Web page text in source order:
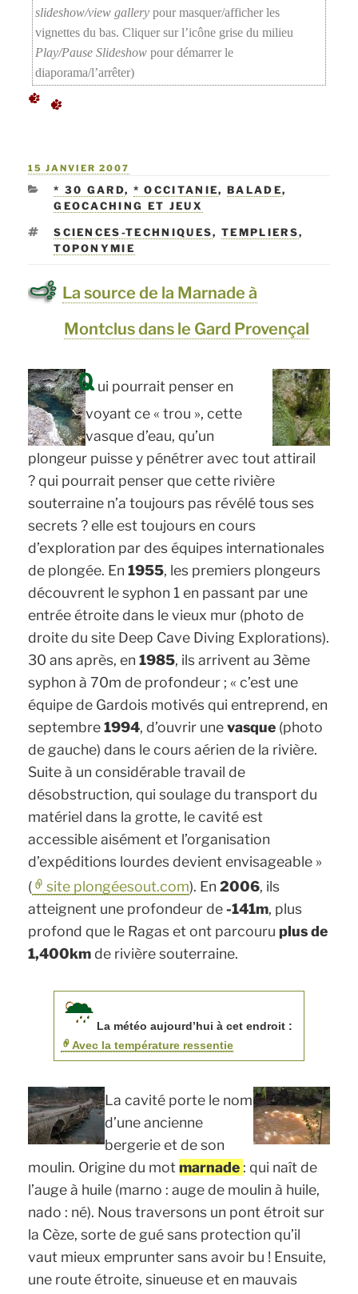
slideshow/view gallery pour masquer/afficher les
vignettes du bas. Cliquer sur l’icône grise du milieu
Play/Pause Slideshow pour démarrer le
diaporama/l’arrêter)
PUBLIÉ
15 JANVIER 2007
CATÉGORIES
* 30 GARD, * OCCITANIE,BALADE,
GEOCACHING ET JEUX
ÉTIQUETTES
SCIENCES-TECHNIQUES,TEMPLIERS,
TOPONYMIE
La source de la Marnade à
Montclus dans le Gard Provençal
Q ui pourrait penser en
voyant ce « trou », cette
vasque d’eau, qu’un
plongeur puisse y pénétrer avec tout attirail
? qui pourrait penser que cette rivière
souterraine n’a toujours pas révélé tous ses
secrets ? elle est toujours en cours
d’exploration par des équipes internationales
de plongée. En1955, les premiers plongeurs
découvrent le syphon 1 en passant par une
entrée étroite dans le vieux mur (photo de
droite du site Deep Cave Diving Explorations).
30 ans après, en1985, ils arrivent au 3ème
syphon à 70m de profondeur ;« c’est une
équipe de Gardois motivés qui entreprend, en
septembre1994, d’ouvrir unevasque (photo
de gauche) dans le cours aérien de la rivière.
Suite à un considérable travail de
désobstruction, qui soulage du transport du
matériel dans la grotte, le cavité est
accessible aisément et l’organisation
d’expéditions lourdes devient envisageable »
(
site plongéesout.com). En2006, ils
atteignent une profondeur de-141m, plus
profond que le Ragas et ont parcouruplus de
1,400kmde rivière souterraine.
La météo aujourd’hui à cet endroit :
Avec la température ressentie
La cavité porte le nom
d’une ancienne
bergerie et de son
moulin. Origine du motmarnade : qui naît de
l’auge à huile (marno : auge de moulin à huile,
nado : né). Nous traversons un pont étroit sur
la Cèze, sorte de gué sans protection qu’il
vaut mieux emprunter sans avoir bu ! Ensuite,
une route étroite, sinueuse et en mauvais